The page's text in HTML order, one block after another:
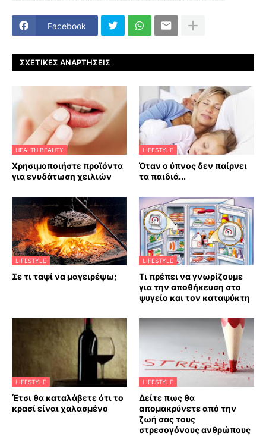
Facebook
ΣΧΕΤΙΚΈΣ ΑΝΑΡΤΉΣΕΙΣ
HEALTH BEAUTY
Χρησιμοποιήστε προϊόντα
για ενυδάτωση χειλιών
LIFESTYLE
Όταν ο ύπνος δεν παίρνει
τα παιδιά...
LIFESTYLE
Σε τι ταψί να μαγειρέψω;
LIFESTYLE
Τι πρέπει να γνωρίζουμε
για την αποθήκευση στο
ψυγείο και τον καταψύκτη
LIFESTYLE
Έτσι θα καταλάβετε ότι το
κρασί είναι χαλασμένο
LIFESTYLE
Δείτε πως θα
απομακρύνετε από την
ζωή σας τους
στρεσογόνους ανθρώπους